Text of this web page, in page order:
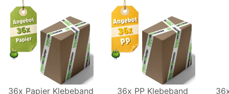
36x Papier Klebeband
36x PP Klebeband